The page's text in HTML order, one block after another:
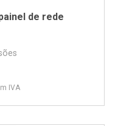
de rede
IVA